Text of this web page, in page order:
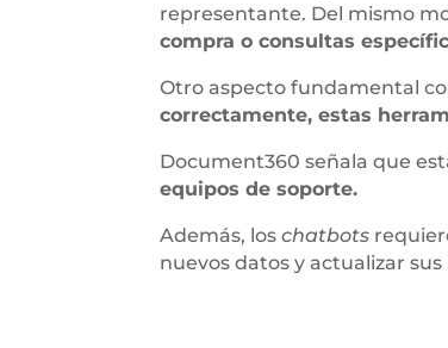
representante. Del mismo
compra o consultas
Otro aspecto fundamental
correctamente, estas
Document360 señala que
equipos de soporte.
Además, loschatbots
nuevos datos y actualizar